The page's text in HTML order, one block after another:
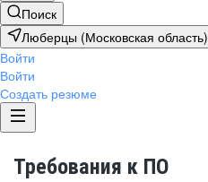
Поиск
Люберцы (Московская область)
Войти
Войти
Создать резюме
Требования к ПО